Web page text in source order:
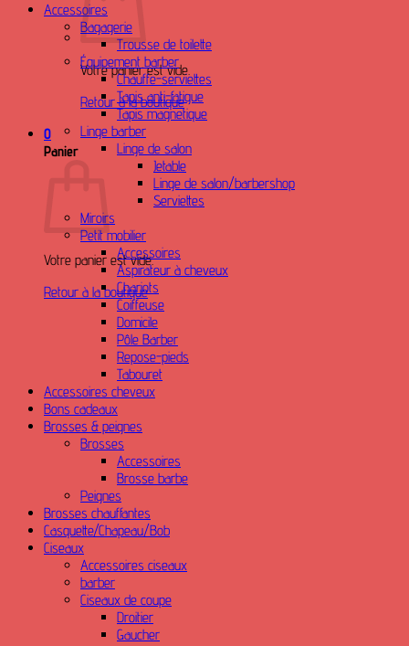
Votre panier est vide.
Retour à la boutique
0
Panier
Votre panier est vide.
Retour à la boutique
Accessoires
Bagagerie
Trousse de toilette
Équipement barber
Chauffe-serviettes
Tapis anti-fatigue
Tapis magnetique
Linge barber
Linge de salon
Jetable
Linge de salon/barbershop
Serviettes
Miroirs
Petit mobilier
Accessoires
Aspirateur à cheveux
Chariots
Coiffeuse
Domicile
Pôle Barber
Repose-pieds
Tabouret
Accessoires cheveux
Bons cadeaux
Brosses & peignes
Brosses
Accessoires
Brosse barbe
Peignes
Brosses chauffantes
Casquette/Chapeau/Bob
Ciseaux
Accessoires ciseaux
barber
Ciseaux de coupe
Droitier
Gaucher